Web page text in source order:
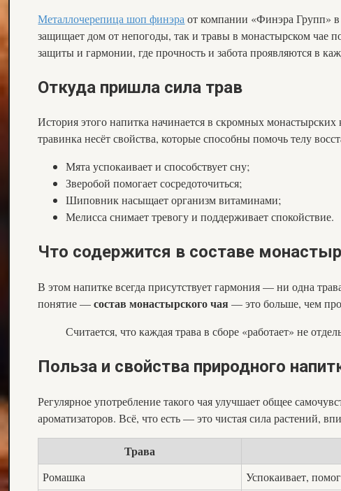
Металлочерепица шоп финэра от компании «Финэра Групп»
защищает дом от непогоды, так и травы в монастырском чае
защиты и гармонии, где прочность и забота проявляются в
Откуда пришла сила трав
История этого напитка начинается в скромных
травинка несёт свойства, которые способны помочь телу
Мята успокаивает и способствует сну;
Зверобой помогает сосредоточиться;
Шиповник насыщает организм витаминами;
Мелисса снимает тревогу и поддерживает спокойствие.
Что содержится в составе
В этом напитке всегда присутствует гармония — ни одна
понятие —состав монастырского чая— это больше, чем
Считается, что каждая трава в сборе «работает» не
Польза и свойства природного
Регулярное употребление такого чая улучшает общее
ароматизаторов. Всё, что есть — это чистая сила растений,
Трава
Ромашка
Успокаивает,